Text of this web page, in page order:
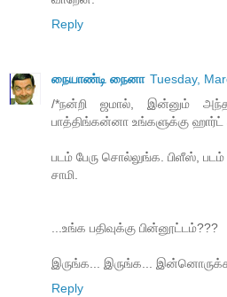
Reply
நையாண்டி நைனா Tuesday,
/*நன்றி ஜமால், இன்னும்
பாத்திங்கன்னா உங்களுக்கு ஹார்ட்
படம் பேரு சொல்லுங்க. பிளீஸ்,
சாமி.
...உங்க பதிவுக்கு பின்னூட்டம்???
இருங்க... இருங்க... இன்னொருக்கா
Reply